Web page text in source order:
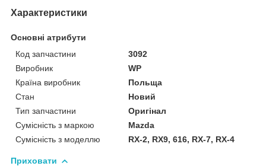
Характеристики
Основні атрибути
Код запчастини
3092
Виробник
WP
Країна виробник
Польща
Стан
Новий
Тип запчастини
Оригінал
Сумісність з маркою
Mazda
Сумісність з моделлю
RX-2, RX9, 616, RX-7, RX-4
Приховати